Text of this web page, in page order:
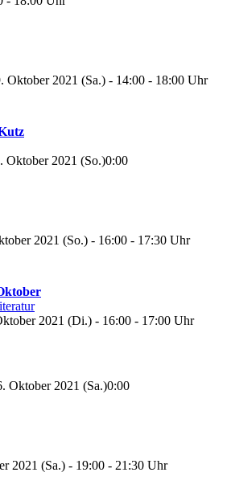
Oktober 2021 (Sa.) - 14:00 - 18:00 Uhr
Oktober 2021 (So.)0:00
2021 (So.) - 16:00 - 17:30 Uhr
2021 (Di.) - 16:00 - 17:00 Uhr
Oktober 2021 (Sa.)0:00
2021 (Sa.) - 19:00 - 21:30 Uhr